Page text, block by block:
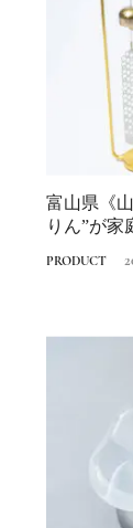
富山県《
りん”が家
PRODUCT